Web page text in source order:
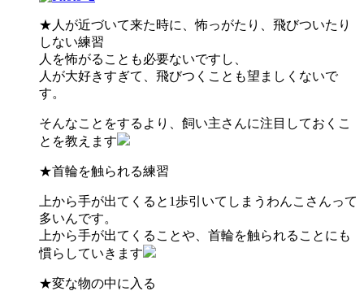
★人が近づいて来た時に、怖っがたり、飛びついたり
しない練習
人を怖がることも必要ないですし、
人が大好きすぎて、飛びつくことも望ましくないで
す。
そんなことをするより、飼い主さんに注目しておくこ
とを教えます
★首輪を触られる練習
上から手が出てくると1歩引いてしまうわんこさんって
多いんです。
上から手が出てくることや、首輪を触られることにも
慣らしていきます
★変な物の中に入る